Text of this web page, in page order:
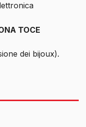
TOCE
dei bijoux).